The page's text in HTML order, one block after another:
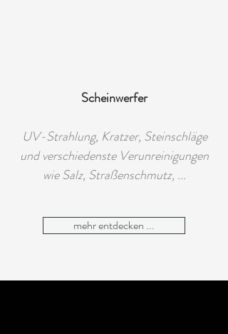
Scheinwerfer
UV-Strahlung, Kratzer, Steinschläge
und verschiedenste Verunreinigungen
wie Salz, Straßenschmutz, ...
mehr entdecken ...